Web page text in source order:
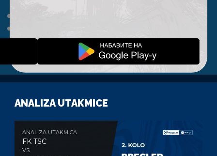
FAN SHOP
ANALIZA UTAKMICE
ANALIZA UTAKMICA
FK TSC
VS